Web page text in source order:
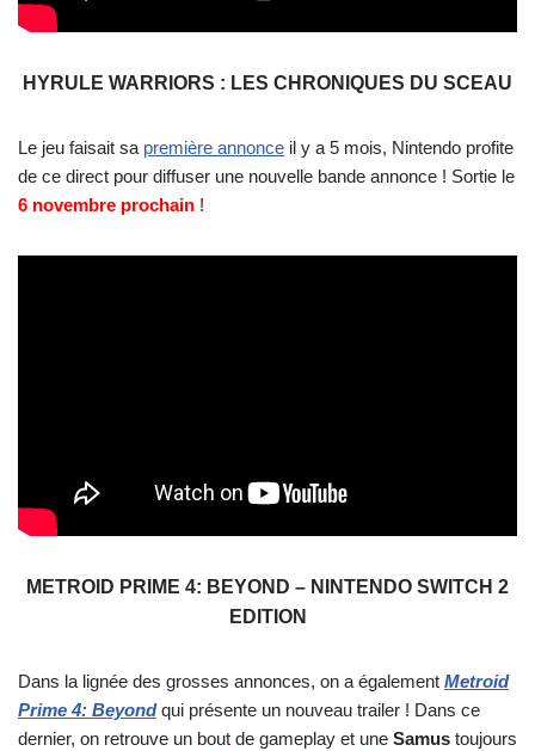
HYRULE WARRIORS : LES CHRONIQUES DU SCEAU
Le jeu faisait sa première annonce il y a 5 mois, Nintendo profite
de ce direct pour diffuser une nouvelle bande annonce ! Sortie le
6 novembre prochain !
METROID PRIME 4: BEYOND – NINTENDO SWITCH 2
EDITION
Dans la lignée des grosses annonces, on a également Metroid
Prime 4: Beyondqui présente un nouveau trailer ! Dans ce
dernier, on retrouve un bout de gameplay et une Samus toujours